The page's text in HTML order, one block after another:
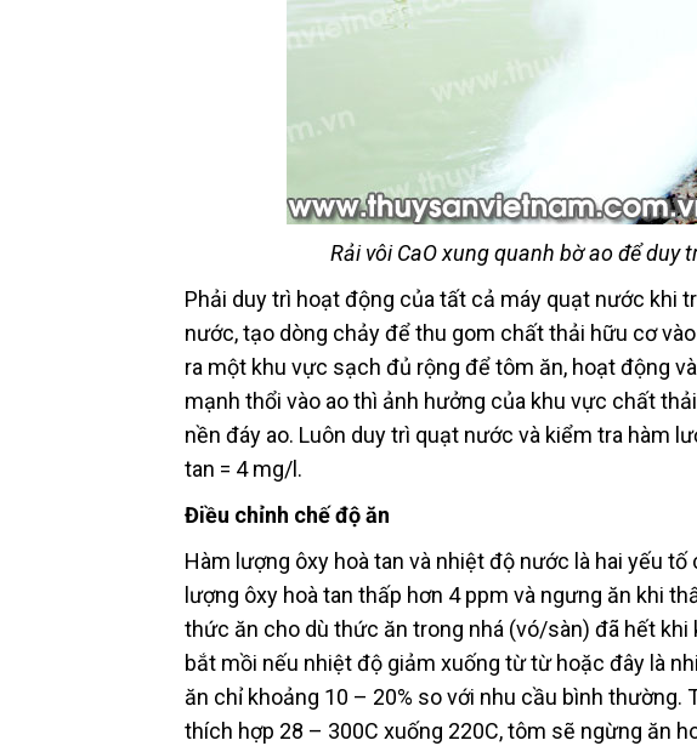
Rải vôi CaO xung quanh bờ ao để duy
Phải duy trì hoạt động của tất cả máy quạt nước khi
nước, tạo dòng chảy để thu gom chất thải hữu cơ
ra một khu vực sạch đủ rộng để tôm ăn, hoạt động
mạnh thổi vào ao thì ảnh hưởng của khu vực chất
nền đáy ao. Luôn duy trì quạt nước và kiểm tra hàm
tan = 4 mg/l.
Điều chỉnh chế độ ăn
Hàm lượng ôxy hoà tan và nhiệt độ nước là hai yếu
lượng ôxy hoà tan thấp hơn 4 ppm và ngưng ăn khi
thức ăn cho dù thức ăn trong nhá (vó/sàn) đã hết
bắt mồi nếu nhiệt độ giảm xuống từ từ hoặc đây là
ăn chỉ khoảng 10 – 20% so với nhu cầu bình
thích hợp 28 – 300C xuống 220C, tôm sẽ ngừng ăn